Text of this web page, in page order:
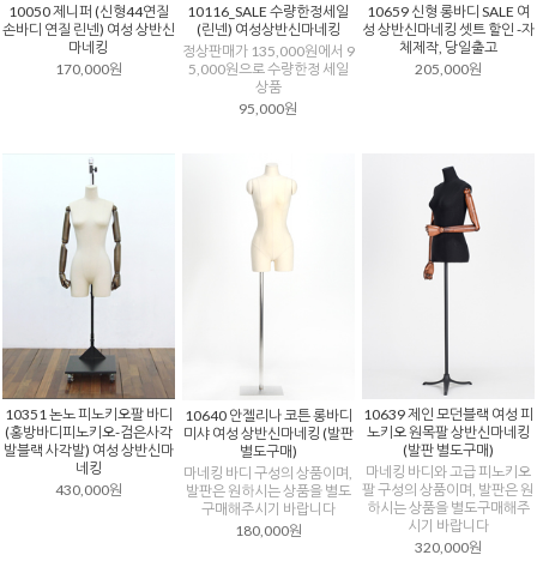
10050 제니퍼 (신형44연질
손바디 연질 린넨) 여성 상반신
마네킹
170,000원
10116_SALE 수량한정세일
(린넨) 여성상반신마네킹
정상판매가 135,000원에서 9
5,000원으로 수량한정 세일
상품
95,000원
10659 신형 롱바디 SALE 여
성 상반신마네킹 셋트 할인 -자
체제작, 당일출고
205,000원
10351 논노 피노키오팔 바디
(홍방바디피노키오-검은사각
발블랙 사각발) 여성 상반신마
네킹
430,000원
10640 안젤리나 코튼 롱바디
미샤 여성 상반신마네킹 (발판
별도구매)
마네킹 바디 구성의 상품이며,
발판은 원하시는 상품을 별도
구매해주시기 바랍니다
180,000원
10639 제인 모던블랙 여성 피
노키오 원목팔 상반신마네킹
(발판 별도구매)
마네킹 바디와 고급 피노키오
팔 구성의 상품이며, 발판은 원
하시는 상품을 별도구매해주
시기 바랍니다
320,000원